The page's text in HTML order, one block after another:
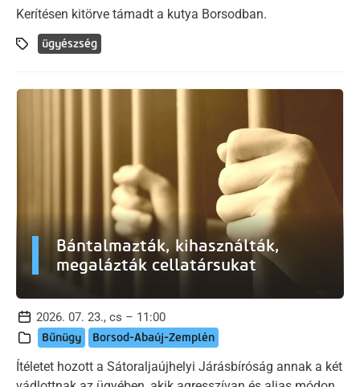
Kerítésen kitörve támadt a kutya Borsodban.
ügyészség
Bántalmazták, kihasználták,
megalázták cellatársukat
2026. 07. 23., cs – 11:00
Bűnügy Borsod-Abaúj-Zemplén
Ítéletet hozott a Sátoraljaújhelyi Járásbíróság annak a két